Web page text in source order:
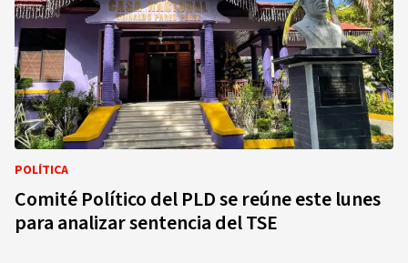
POLÍTICA
Comité Político del PLD se reúne este lunes
para analizar sentencia del TSE